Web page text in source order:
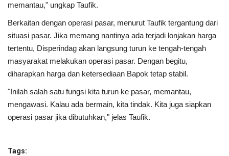
memantau," ungkap Taufik.
Berkaitan dengan operasi pasar, menurut Taufik tergantung dari
situasi pasar. Jika memang nantinya ada terjadi lonjakan harga
tertentu, Disperindag akan langsung turun ke tengah-tengah
masyarakat melakukan operasi pasar. Dengan begitu,
diharapkan harga dan ketersediaan Bapok tetap stabil.
"Inilah salah satu fungsi kita turun ke pasar, memantau,
mengawasi. Kalau ada bermain, kita tindak. Kita juga siapkan
operasi pasar jika dibutuhkan," jelas Taufik.
Tags: